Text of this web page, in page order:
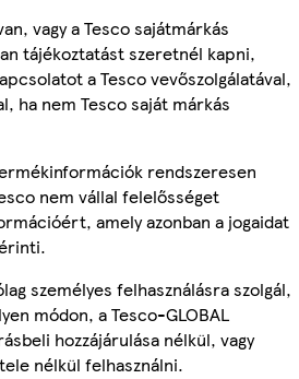
vagy a Tesco sajátmárkás
tájékoztatást szeretnél kapni,
a Tesco vevőszolgálatával,
ha nem Tesco saját márkás
rendszeresen
nem vállal felelősséget
amely azonban a jogaidat
személyes felhasználásra szolgál,
módon, a Tesco-GLOBAL
hozzájárulása nélkül, vagy
nélkül felhasználni.